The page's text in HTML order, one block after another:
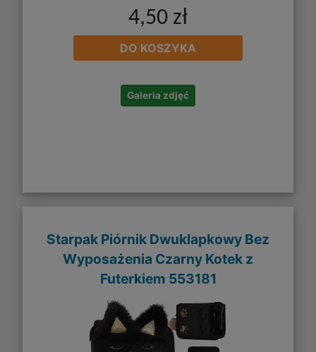
4,50 zł
DO KOSZYKA
Galeria zdjęć
Starpak Piórnik Dwuklapkowy Bez
Wyposażenia Czarny Kotek z
Futerkiem 553181